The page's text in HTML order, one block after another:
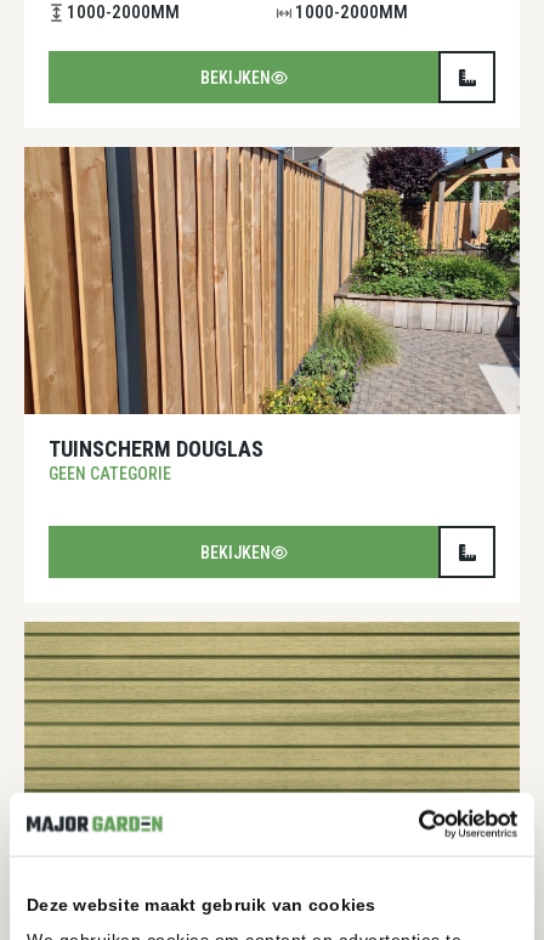
Deze website maakt gebruik van cookies
1000-2000MM 1000-2000MM
BEKIJKEN
TUINSCHERM DOUGLAS
GEEN CATEGORIE
BEKIJKEN